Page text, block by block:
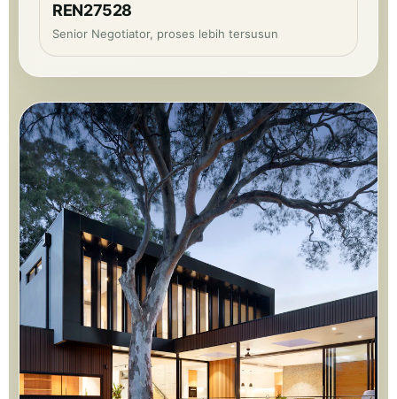
REN27528
Senior Negotiator, proses lebih tersusun